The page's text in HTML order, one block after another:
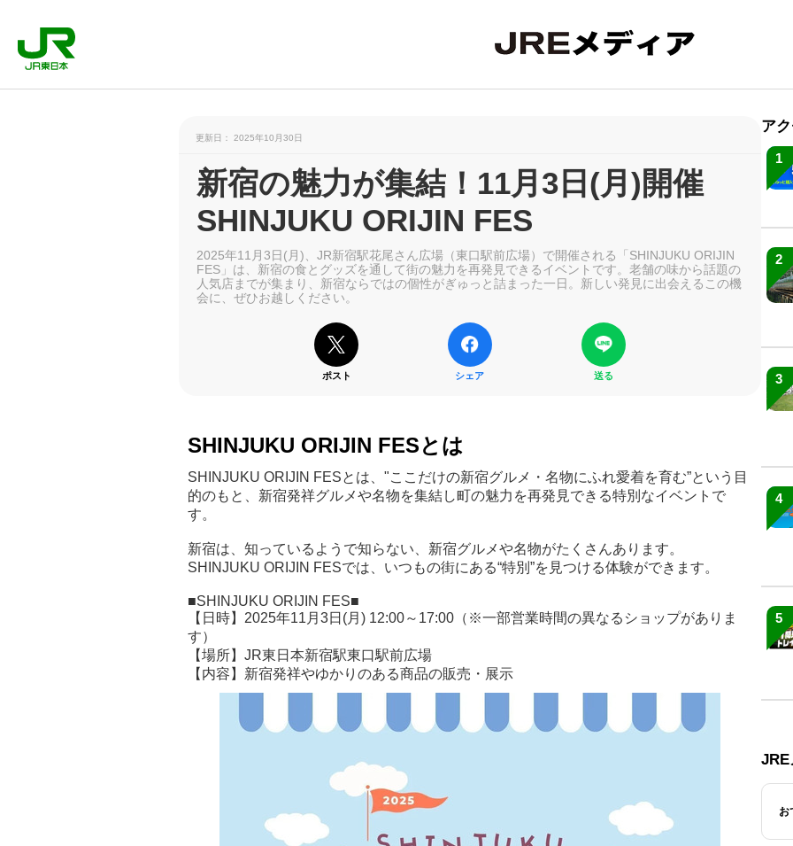
更新日： 2025年10月30日
新宿の魅力が集結！11月3日(月)開催
SHINJUKU ORIJIN FES
2025年11月3日(月)、JR新宿駅花尾さん広場（東口駅前広場）で開催される「SHINJUKU ORIJIN
FES」は、新宿の食とグッズを通して街の魅力を再発見できるイベントです。老舗の味から話題の
人気店までが集まり、新宿ならではの個性がぎゅっと詰まった一日。新しい発見に出会えるこの機
会に、ぜひお越しください。
ポスト シェア 送る
SHINJUKU ORIJIN FESとは
SHINJUKU ORIJIN FESとは、"ここだけの新宿グルメ・名物にふれ愛着を育む”という目
的のもと、新宿発祥グルメや名物を集結し町の魅力を再発見できる特別なイベントで
す。
新宿は、知っているようで知らない、新宿グルメや名物がたくさんあります。
SHINJUKU ORIJIN FESでは、いつもの街にある“特別”を見つける体験ができます。
■SHINJUKU ORIJIN FES■
【日時】2025年11月3日(月) 12:00～17:00（※一部営業時間の異なるショップがありま
す）
【場所】JR東日本新宿駅東口駅前広場
【内容】新宿発祥やゆかりのある商品の販売・展示
ア
1
2
3
4
5
JRE
お